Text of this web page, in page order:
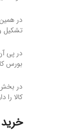
تشکیل
بورس
در بخش
کالا را